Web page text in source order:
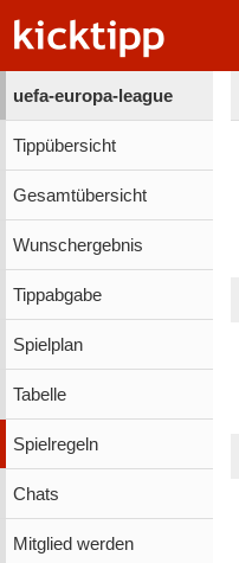
uefa-europa-league
Tippübersicht
Gesamtübersicht
Wunschergebnis
Tippabgabe
Spielplan
Tabelle
Spielregeln
Chats
Mitglied werden